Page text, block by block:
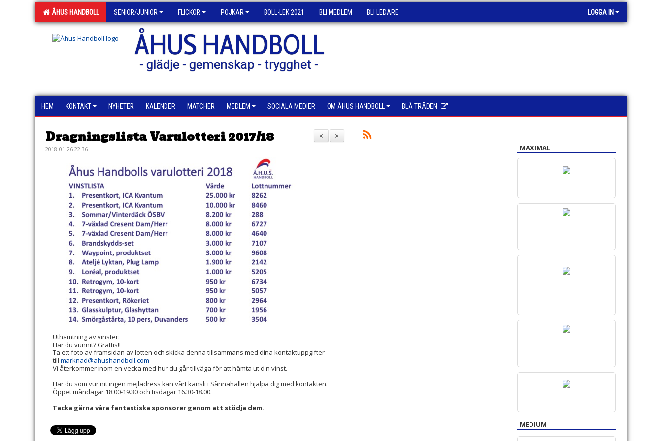
ÅHUS HANDBOLL SENIOR/JUNIOR FLICKOR POJKAR BOLL-LEK 2021 BLI MEDLEM BLI LEDARE LOGGA IN
ÅHUS HANDBOLL
- glädje - gemenskap - trygghet -
HEM KONTAKT NYHETER KALENDER MATCHER MEDLEM SOCIALA MEDIER OM ÅHUS HANDBOLL BLÅ TRÅDEN
>
<
Dragningslista Varulotteri 2017/18
2018-01-26 22:36
Uthämtning av vinster:
Har du vunnit? Grattis!!
Ta ett foto av framsidan av lotten och skicka denna tillsammans med dina kontaktuppgifter
till marknad@ahushandboll.com
Vi återkommer inom en vecka med hur du går tillväga för att hämta ut din vinst.
Har du som vunnit ingen mejladress kan vårt kansli i Sånnahallen hjälpa dig med kontakten.
Öppet måndagar 18.00-19.30 och tisdagar 16.30-18.00.
Tacka gärna våra fantastiska sponsorer genom att stödja dem.
MAXIMAL
MEDIUM